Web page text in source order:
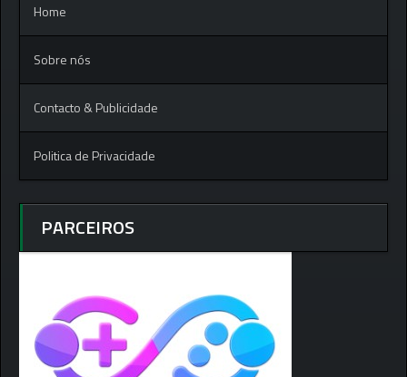
Home
Sobre nós
Contacto & Publicidade
Politica de Privacidade
PARCEIROS